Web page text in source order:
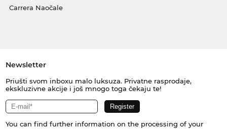
Carrera Naočale
Newsletter
Priušti svom inboxu malo luksuza. Privatne rasprodaje,
ekskluzivne akcije i još mnogo toga čekaju te!
You can find further information on the processing of your